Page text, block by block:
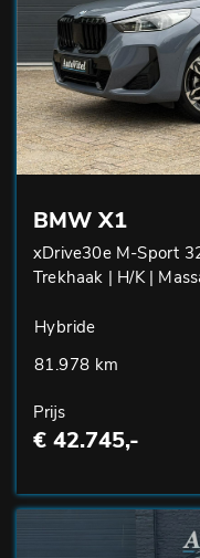
BMW X1
xDrive30e M-Sport
Trekhaak | H/K |
Hybride
81.978 km
Prijs
€ 42.745,-